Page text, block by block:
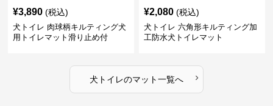
¥3,890 (税込)
犬トイレ 肉球柄キルティング犬
用トイレマット滑り止め付
¥2,080 (税込)
犬トイレ 六角形キルティング加
工防水犬トイレマット
犬トイレのマット一覧へ ›